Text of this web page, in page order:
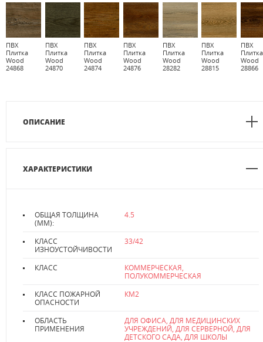
ПВХ
Плитка
Wood
24868
ПВХ
Плитка
Wood
24870
ПВХ
Плитка
Wood
24874
ПВХ
Плитка
Wood
24876
ПВХ
Плитка
Wood
28282
ПВХ
Плитка
Wood
28815
ПВХ
Плитка
Wood
28866
ОПИСАНИЕ
ХАРАКТЕРИСТИКИ
ОБЩАЯ ТОЛЩИНА
(ММ):
4.5
КЛАСС
ИЗНОУСТОЙЧИВОСТИ
33/42
КЛАСС
КОММЕРЧЕСКАЯ,
ПОЛУКОММЕРЧЕСКАЯ
КЛАСС ПОЖАРНОЙ
ОПАСНОСТИ
КМ2
ОБЛАСТЬ
ПРИМЕНЕНИЯ
ДЛЯ ОФИСА, ДЛЯ МЕДИЦИНСКИХ
УЧРЕЖДЕНИЙ, ДЛЯ СЕРВЕРНОЙ, ДЛЯ
ДЕТСКОГО САДА, ДЛЯ ШКОЛЫ